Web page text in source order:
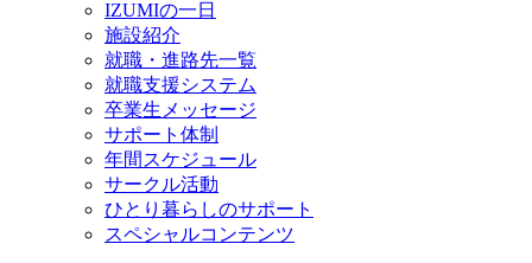
IZUMIの一日
施設紹介
就職・進路先一覧
就職支援システム
卒業生メッセージ
サポート体制
年間スケジュール
サークル活動
ひとり暮らしのサポート
スペシャルコンテンツ